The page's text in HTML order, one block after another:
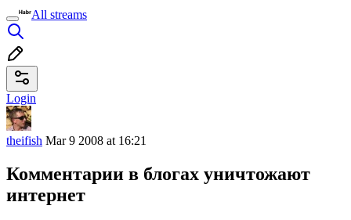
All streams
Login
theifish Mar 9 2008 at 16:21
Комментарии в блогах уничтожают
интернет